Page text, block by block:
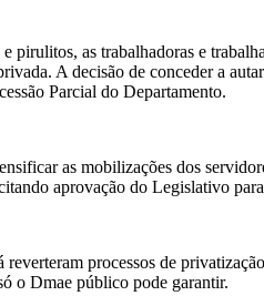
pirulitos, as trabalhadoras e
A decisão de conceder a
Parcial do Departamento.
as mobilizações dos
aprovação do Legislativo
processos de
o Dmae público pode garantir.